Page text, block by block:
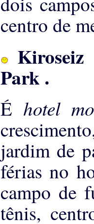
centro de
Park.
É hotel
jardim de
férias no
campo de
tênis,